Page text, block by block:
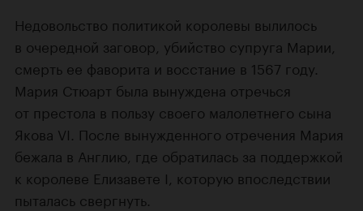
Недовольство политикой королевы вылилось
в очередной заговор, убийство супруга Марии,
смерть ее фаворита и восстание в 1567 году.
Мария Стюарт была вынуждена отречься
от престола в пользу своего малолетнего сына
Якова VI. После вынужденного отречения Мария
бежала в Англию, где обратилась за поддержкой
к королеве Елизавете I, которую впоследствии
пыталась свергнуть.